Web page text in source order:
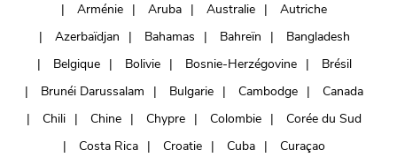
Arménie
Aruba Australie
Autriche
Azerbaïdjan
Bahamas Bahreïn
Bangladesh
Belgique
Bolivie Bosnie-Herzégovine
Brésil
Brunéi Darussalam
Bulgarie Cambodge
Canada
Chili
Chine Chypre Colombie
Corée du Sud
Costa Rica
Croatie Cuba Curaçao